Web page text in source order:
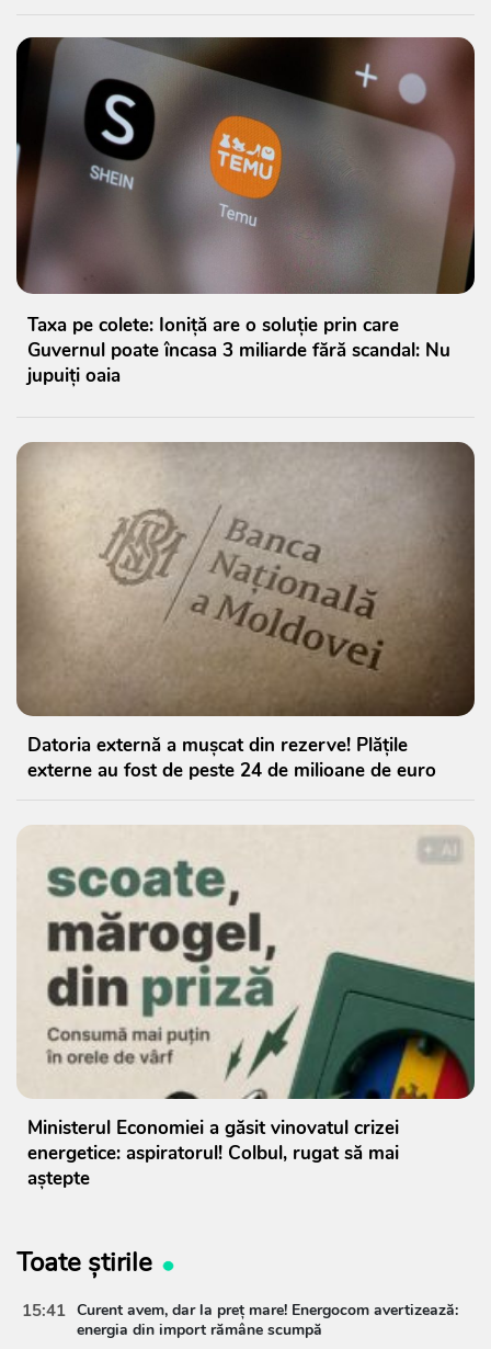
Taxa pe colete: Ioniță are o soluție prin care
Guvernul poate încasa 3 miliarde fără scandal: Nu
jupuiți oaia
Datoria externă a mușcat din rezerve! Plățile
externe au fost de peste 24 de milioane de euro
Ministerul Economiei a găsit vinovatul crizei
energetice: aspiratorul! Colbul, rugat să mai
aștepte
Toate știrile
15:41 Curent avem, dar la preț mare! Energocom avertizează:
energia din import rămâne scumpă